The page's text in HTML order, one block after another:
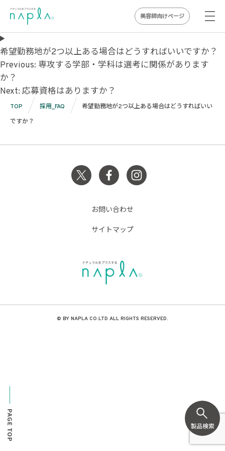
Skip
to
content
美容師向けページ
希望勤務地が2つ以上ある場合はどうすればいいですか？
投
稿
ナ
ビ
Previous: 専攻する学部・学科は選考に関係があります
か？
Next: 応募資格はありますか？
TOP 採用_FAQ
希望勤務地が2つ以上ある場合はどうすればいい
ですか？
お問い合わせ
サイトマップ
© BY NAPLA CO.LTD ALL RIGHTS RESERVED.